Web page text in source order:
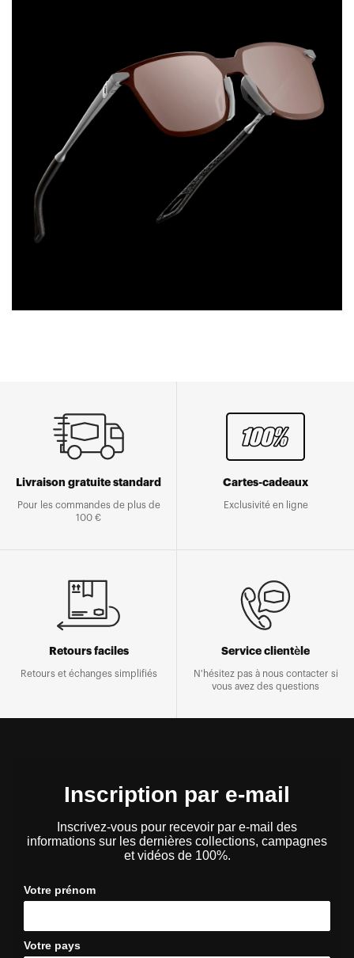
Livraison gratuite standard
Pour les commandes de plus de
100 €
Cartes-cadeaux
Exclusivité en ligne
Retours faciles
Retours et échanges simplifiés
Service clientèle
N'hésitez pas à nous contacter si
vous avez des questions
Inscription par e-mail
Inscrivez-vous pour recevoir par e-mail des
informations sur les dernières collections, campagnes
et vidéos de 100%.
Votre prénom
Votre pays